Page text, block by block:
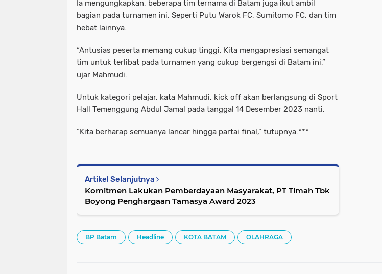
Ia mengungkapkan, beberapa tim ternama di Batam juga ikut ambil
bagian pada turnamen ini. Seperti Putu Warok FC, Sumitomo FC, dan tim
hebat lainnya.
“Antusias peserta memang cukup tinggi. Kita mengapresiasi semangat
tim untuk terlibat pada turnamen yang cukup bergengsi di Batam ini,”
ujar Mahmudi.
Untuk kategori pelajar, kata Mahmudi, kick off akan berlangsung di Sport
Hall Temenggung Abdul Jamal pada tanggal 14 Desember 2023 nanti.
“Kita berharap semuanya lancar hingga partai final,” tutupnya.***
Artikel Selanjutnya
Komitmen Lakukan Pemberdayaan Masyarakat, PT Timah Tbk
Boyong Penghargaan Tamasya Award 2023
BP Batam Headline KOTA BATAM OLAHRAGA